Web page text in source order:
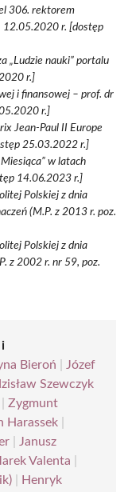
306. rektorem
12.05.2020 r. [dostęp
„Ludzie nauki” portalu
r.]
i finansowej – prof. dr
r.]
Jean-Paul II Europe
25.03.2022 r.]
w latach
14.06.2023 r.]
Polskiej z dnia
(M.P. z 2013 r. poz.
Polskiej z dnia
z 2002 r. nr 59, poz.
i
Bieroń
Józef
Szewczyk
Zygmunt
Harassek
Janusz
Valenta
Henryk